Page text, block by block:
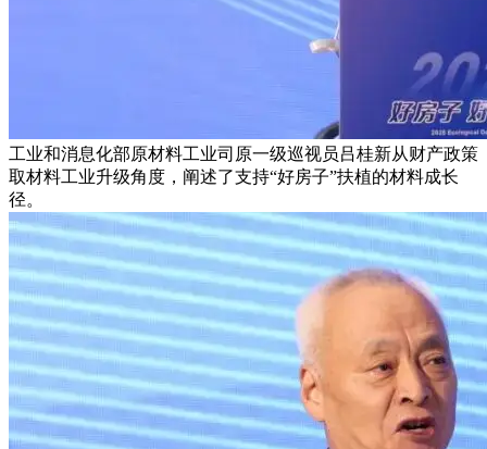
工业和消息化部原材料工业司原一级巡视员吕桂新从财产政策
取材料工业升级角度，阐述了支持“好房子”扶植的材料成长
径。